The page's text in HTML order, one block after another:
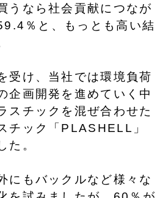
うなら社会貢献につなが
％と、もっとも高い結
受け、当社では環境負荷
企画開発を進めていく中
スチックを混ぜ合わせた
チック「PLASHELL」
た。
にもバックルなど様々な